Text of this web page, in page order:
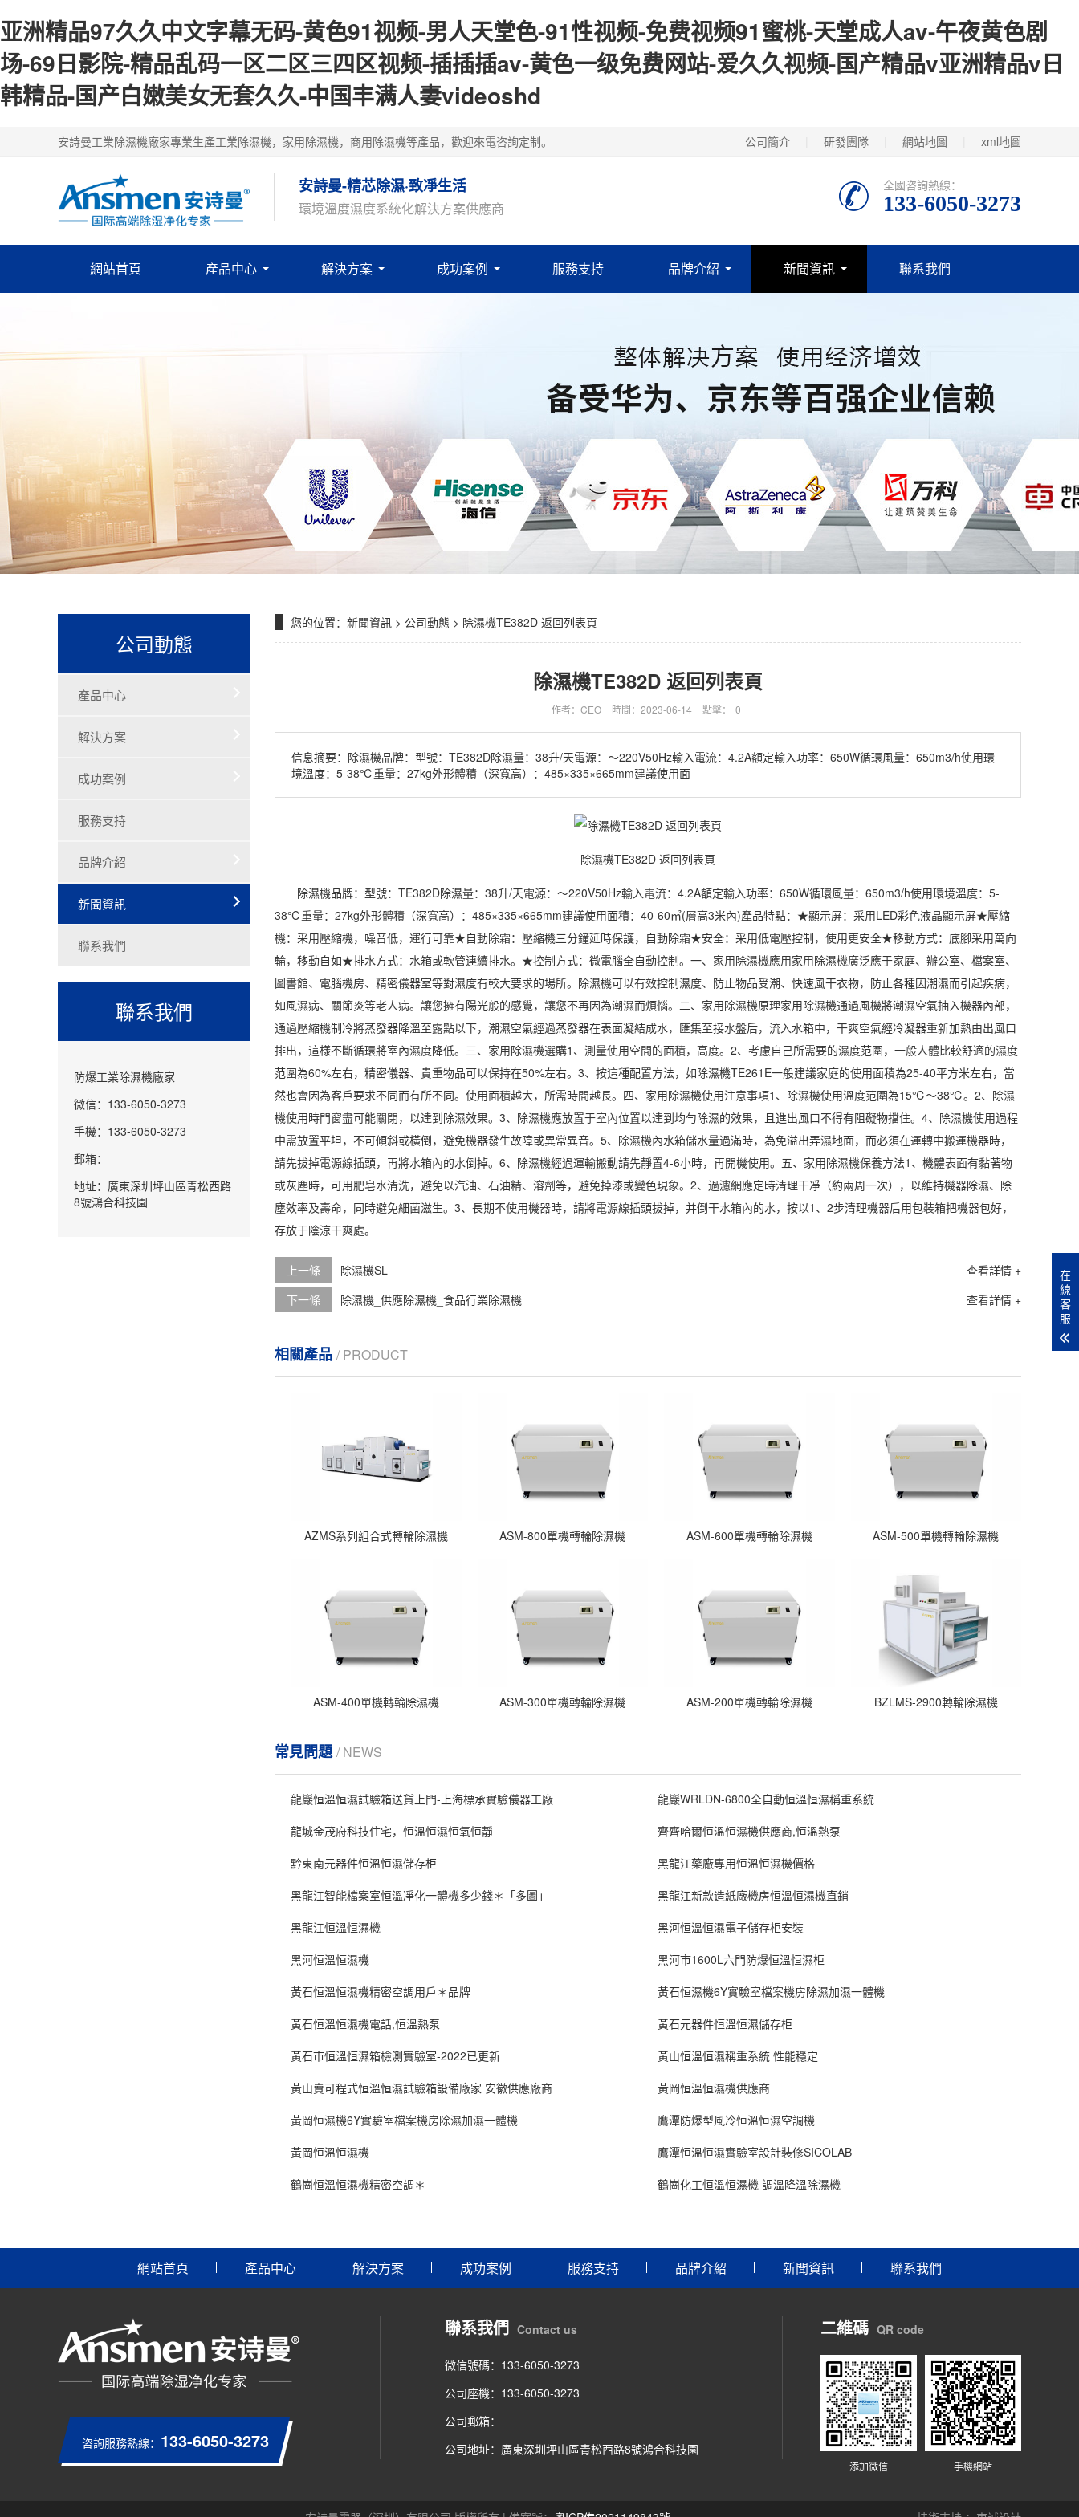
亚洲精品97久久中文字幕无码-黄色91视频-男人天堂色-91性视频-免费视频91蜜桃-天堂成人av-午夜黄色剧
场-69日影院-精品乱码一区二区三四区视频-插插插av-黄色一级免费网站-爱久久视频-国产精品v亚洲精品v日
韩精品-国产白嫩美女无套久久-中国丰满人妻videoshd
安詩曼工業除濕機廠家專業生產工業除濕機，家用除濕機，商用除濕機等產品，歡迎來電咨詢定制。 公司簡介 研發團隊 網站地圖 xml地圖
安詩曼-精芯除濕·致凈生活
環境溫度濕度系統化解決方案供應商
全國咨詢熱線：
133-6050-3273
網站首頁 產品中心 解決方案 成功案例 服務支持 品牌介紹 新聞資訊 聯系我們
公司動態
產品中心
解決方案
成功案例
服務支持
品牌介紹
新聞資訊
聯系我們
聯系我們
防爆工業除濕機廠家
微信：133-6050-3273
手機：133-6050-3273
郵箱：
地址：廣東深圳坪山區青松西路
8號鴻合科技園
您的位置： 新聞資訊 > 公司動態 > 除濕機TE382D 返回列表頁
除濕機TE382D 返回列表頁
作者：CEO 時間：2023-06-14 點擊： 0
信息摘要：除濕機品牌：型號：TE382D除濕量：38升/天電源：～220V50Hz輸入電流：4.2A額定輸入功率：650W循環風量：650m3/h使用環
境溫度：5-38℃重量：27kg外形體積（深寬高）：485×335×665mm建議使用面
除濕機TE382D 返回列表頁
除濕機品牌：型號：TE382D除濕量：38升/天電源：～220V50Hz輸入電流：4.2A額定輸入功率：650W循環風量：650m3/h使用環境溫度：5-
38℃重量：27kg外形體積（深寬高）：485×335×665mm建議使用面積：40-60㎡(層高3米內)產品特點：★顯示屏：采用LED彩色液晶顯示屏★壓縮
機：采用壓縮機，噪音低，運行可靠★自動除霜：壓縮機三分鐘延時保護，自動除霜★安全：采用低電壓控制，使用更安全★移動方式：底腳采用萬向
輪，移動自如★排水方式：水箱或軟管連續排水。★控制方式：微電腦全自動控制。一、 家用除濕機應用家用除濕機廣泛應于家庭、辦公室、檔案室、
圖書館、電腦機房、精密儀器室等對濕度有較大要求的場所。除濕機可以有效控制濕度、防止物品受潮、快速風干衣物，防止各種因潮濕而引起疾病，
如風濕病、關節炎等老人病。讓您擁有陽光般的感覺，讓您不再因為潮濕而煩惱。二、家用除濕機原理家用除濕機通過風機將潮濕空氣抽入機器內部，
通過壓縮機制冷將蒸發器降溫至露點以下，潮濕空氣經過蒸發器在表面凝結成水，匯集至接水盤后，流入水箱中，干爽空氣經冷凝器重新加熱由出風口
排出，這樣不斷循環將室內濕度降低。三、家用除濕機選購1、測量使用空間的面積，高度。2、考慮自己所需要的濕度范圍，一般人體比較舒適的濕度
范圍為60%左右，精密儀器、貴重物品可以保持在50%左右。3、按這種配置方法，如除濕機TE261E一般建議家庭的使用面積為25-40平方米左右，當
然也會因為客戶要求不同而有所不同。使用面積越大，所需時間越長。四、家用除濕機使用注意事項1、除濕機使用溫度范圍為15℃～38℃。2、除濕
機使用時門窗盡可能關閉，以達到除濕效果。3、除濕機應放置于室內位置以達到均勻除濕的效果，且進出風口不得有阻礙物擋住。4、除濕機使用過程
中需放置平坦，不可傾斜或橫倒，避免機器發生故障或異常異音。5、除濕機內水箱儲水量過滿時，為免溢出弄濕地面，而必須在運轉中搬運機器時，
請先拔掉電源線插頭，再將水箱內的水倒掉。6、除濕機經過運輸搬動請先靜置4-6小時，再開機使用。五、家用除濕機保養方法1、機體表面有黏著物
或灰塵時，可用肥皂水清洗，避免以汽油、石油精、溶劑等，避免掉漆或變色現象。2、過濾網應定時清理干凈（約兩周一次），以維持機器除濕、除
塵效率及壽命，同時避免細菌滋生。3、長期不使用機器時，請將電源線插頭拔掉，并倒干水箱內的水，按以1、2步清理機器后用包裝箱把機器包好，
存放于陰涼干爽處。
上一條 除濕機SL
查看詳情 +
下一條
除濕機_供應除濕機_食品行業除濕機 查看詳情 +
相關產品 / PRODUCT
AZMS系列組合式轉輪除濕機 ASM-800單機轉輪除濕機 ASM-600單機轉輪除濕機 ASM-500單機轉輪除濕機
ASM-400單機轉輪除濕機 ASM-300單機轉輪除濕機 ASM-200單機轉輪除濕機 BZLMS-2900轉輪除濕機
常見問題/ NEWS
龍巖恒溫恒濕試驗箱送貨上門-上海標承實驗儀器工廠
龍巖WRLDN-6800全自動恒溫恒濕稱重系統
龍城金茂府科技住宅，恒溫恒濕恒氧恒靜
齊齊哈爾恒溫恒濕機供應商,恒溫熱泵
黔東南元器件恒溫恒濕儲存柜
黑龍江藥廠專用恒溫恒濕機價格
黑龍江智能檔案室恒溫凈化一體機多少錢＊「多圖」
黑龍江新款造紙廠機房恒溫恒濕機直銷
黑龍江恒溫恒濕機
黑河恒溫恒濕電子儲存柜安裝
黑河恒溫恒濕機
黑河市1600L六門防爆恒溫恒濕柜
黃石恒溫恒濕機精密空調用戶＊品牌
黃石恒濕機6Y實驗室檔案機房除濕加濕一體機
黃石恒溫恒濕機電話,恒溫熱泵
黃石元器件恒溫恒濕儲存柜
黃石市恒溫恒濕箱檢測實驗室-2022已更新
黃山恒溫恒濕稱重系統 性能穩定
黃山賣可程式恒溫恒濕試驗箱設備廠家 安徽供應廠商
黃岡恒溫恒濕機供應商
黃岡恒濕機6Y實驗室檔案機房除濕加濕一體機
鷹潭防爆型風冷恒溫恒濕空調機
黃岡恒溫恒濕機
鷹潭恒溫恒濕實驗室設計裝修SICOLAB
鶴崗恒溫恒濕機精密空調＊
鶴崗化工恒溫恒濕機 調溫降溫除濕機
網站首頁 產品中心 解決方案 成功案例 服務支持 品牌介紹 新聞資訊 聯系我們
咨詢服務熱線： 133-6050-3273
聯系我們 Contact us
微信號碼：133-6050-3273
公司座機：133-6050-3273
公司郵箱：
公司地址：廣東深圳坪山區青松西路8號鴻合科技園
二維碼 QR code
添加微信 手機網站
在
線
客
服